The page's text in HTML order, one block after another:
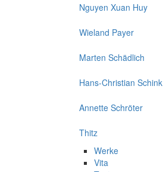
Nguyen Xuan Huy
Wieland Payer
Marten Schädlich
Hans-Christian Schink
Annette Schröter
Thitz
Werke
Vita